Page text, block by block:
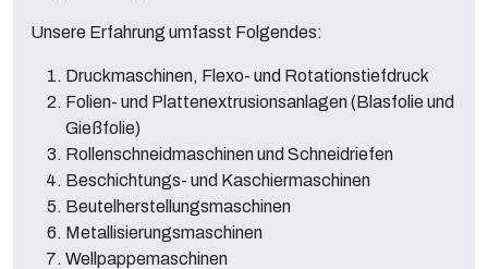
Unsere Erfahrung umfasst Folgendes:
Druckmaschinen, Flexo- und Rotationstiefdruck
Folien- und Plattenextrusionsanlagen (Blasfolie und
Gießfolie)
Rollenschneidmaschinen und Schneidriefen
Beschichtungs- und Kaschiermaschinen
Beutelherstellungsmaschinen
Metallisierungsmaschinen
Wellpappemaschinen